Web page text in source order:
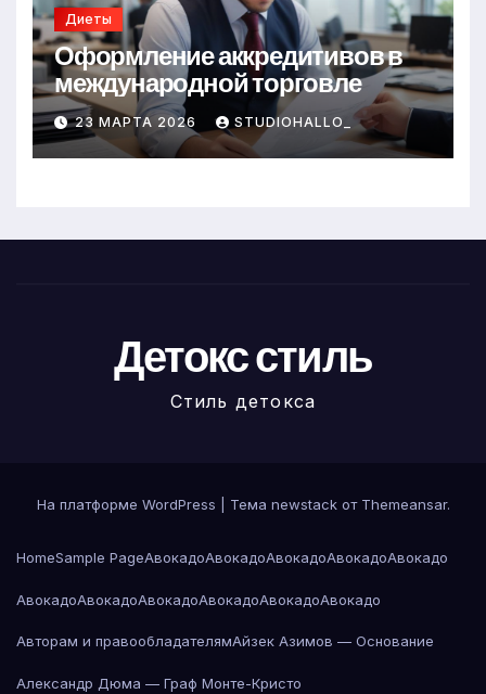
Диеты
Оформление аккредитивов в
международной торговле
23 МАРТА 2026 STUDIOHALLO_
Детокс стиль
Стиль детокса
На платформе WordPress Тема newstack от Themeansar.
HomeSample PageАвокадоАвокадоАвокадоАвокадоАвокадо
АвокадоАвокадоАвокадоАвокадоАвокадоАвокадо
Авторам и правообладателямАйзек Азимов — Основание
Александр Дюма — Граф Монте-Кристо